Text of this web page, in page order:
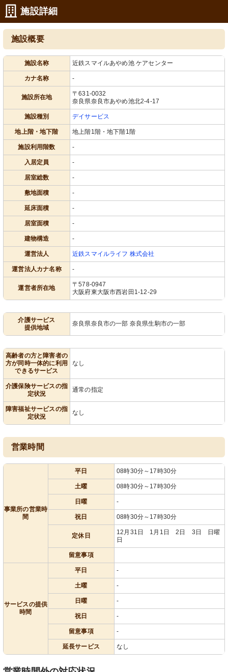
施設詳細
施設概要
施設名称 近鉄スマイルあやめ池 ケアセンター
カナ名称 -
施設所在地
〒631-0032
奈良県奈良市あやめ池北2-4-17
施設種別 デイサービス
地上階・地下階 地上階1階・地下階1階
施設利用階数 -
入居定員 -
居室総数 -
敷地面積 -
延床面積 -
居室面積 -
建物構造 -
運営法人 近鉄スマイルライフ 株式会社
運営法人カナ名称 -
運営者所在地
〒578-0947
大阪府東大阪市西岩田1-12-29
介護サービス
提供地域
奈良県奈良市の一部 奈良県生駒市の一部
高齢者の方と障害者の
方が同時一体的に利用
できるサービス
なし
介護保険サービスの指
定状況
通常の指定
障害福祉サービスの指
定状況
なし
営業時間
事業所の営業時
間
平日 08時30分～17時30分
土曜 08時30分～17時30分
日曜 -
祝日 08時30分～17時30分
定休日
12月31日 1月1日 2日 3日 日曜
日
留意事項
サービスの提供
時間
平日 -
土曜 -
日曜 -
祝日 -
留意事項 -
延長サービス なし